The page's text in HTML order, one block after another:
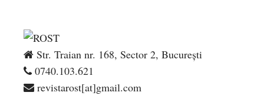
Str. Traian nr. 168, Sector 2, București
0740.103.621
revistarost[at]gmail.com